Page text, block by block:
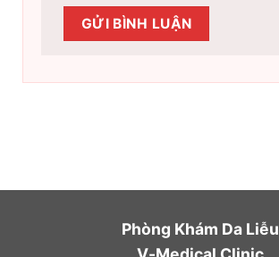
Phòng Khám Da Liễu